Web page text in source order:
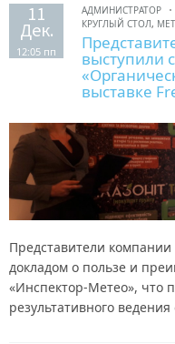
11
Дек.
12:05 пп
АДМИНИСТРАТОР
КРУГЛЫЙ СТОЛ,
выступили
выставке
Представители
докладом о пользе и
«Инспектор-Метео», что
результативного